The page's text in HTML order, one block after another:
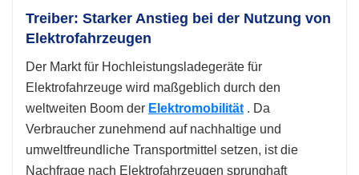
Treiber: Starker Anstieg bei der Nutzung von
Elektrofahrzeugen
Der Markt für Hochleistungsladegeräte für
Elektrofahrzeuge wird maßgeblich durch den
weltweiten Boom der Elektromobilität . Da
Verbraucher zunehmend auf nachhaltige und
umweltfreundliche Transportmittel setzen, ist die
Nachfrage nach Elektrofahrzeugen sprunghaft